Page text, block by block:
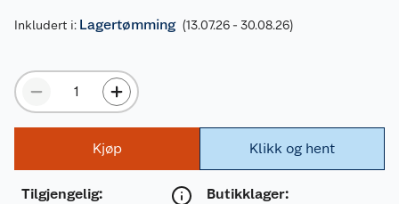
Inkludert i: Lagertømming (13.07.26 - 30.08.26)
Kjøp
Tilgjengelig:
Klikk og hent
Butikklager: